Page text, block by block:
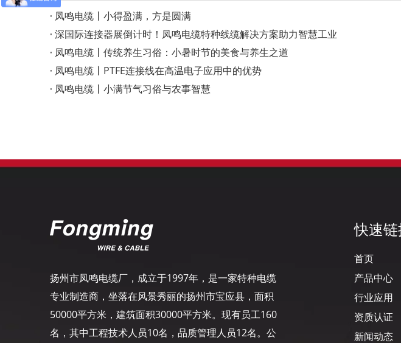
凤鸣电缆丨小得盈满，方是圆满
深国际连接器展倒计时！凤鸣电缆特种线缆解决方案助力智慧工业
凤鸣电缆丨传统养生习俗：小暑时节的美食与养生之道
凤鸣电缆丨PTFE连接线在高温电子应用中的优势
凤鸣电缆丨小满节气习俗与农事智慧
扬州市凤鸣电缆厂，成立于1997年，是一家特种电缆
专业制造商，坐落在风景秀丽的扬州市宝应县，面积
50000平方米，建筑面积30000平方米。现有员工160
名，其中工程技术人员10名，品质管理人员12名。公
快速
首页
产品中心
行业应用
资质认证
新闻动态